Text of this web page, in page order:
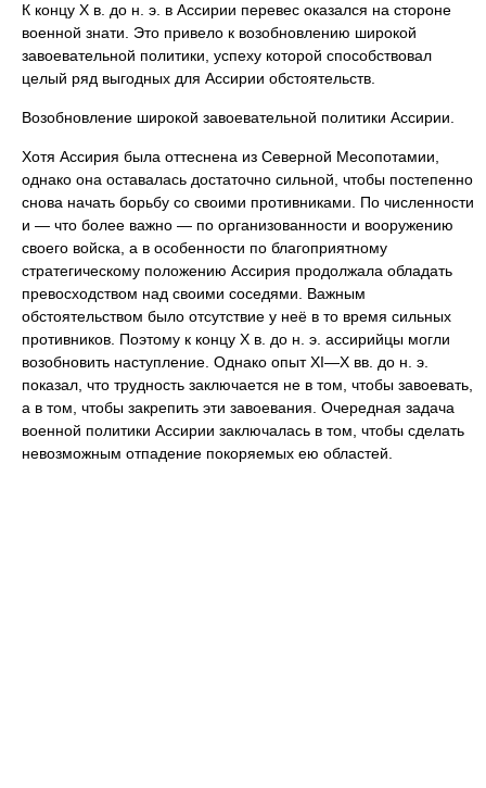
К концу Х в. до н. э. в Ассирии перевес оказался на стороне
военной знати. Это привело к возобновлению широкой
завоевательной политики, успеху которой способствовал
целый ряд выгодных для Ассирии обстоятельств.
Возобновление широкой завоевательной политики Ассирии.
Хотя Ассирия была оттеснена из Северной Месопотамии,
однако она оставалась достаточно сильной, чтобы постепенно
снова начать борьбу со своими противниками. По численности
и — что более важно — по организованности и вооружению
своего войска, а в особенности по благоприятному
стратегическому положению Ассирия продолжала обладать
превосходством над своими соседями. Важным
обстоятельством было отсутствие у неё в то время сильных
противников. Поэтому к концу Х в. до н. э. ассирийцы могли
возобновить наступление. Однако опыт XI—Х вв. до н. э.
показал, что трудность заключается не в том, чтобы завоевать,
а в том, чтобы закрепить эти завоевания. Очередная задача
военной политики Ассирии заключалась в том, чтобы сделать
невозможным отпадение покоряемых ею областей.